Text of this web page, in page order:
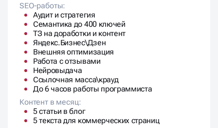
SEO-работы:
Аудит и стратегия
Семантика до 400 ключей
ТЗ на доработки и контент
Яндекс.Бизнес\Дзен
Внешняя оптимизация
Работа с отзывами
Нейровыдача
Ссылочная масса\крауд
До 6 часов работы программиста
Контент в месяц:
5 статьи в блог
5 текста для коммерческих страниц